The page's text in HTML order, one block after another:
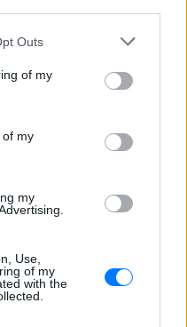
Outs
of my
of my
my
Use,
of my
with the
ΥΠΕΞ προς τουρίστες
υπουργείο Εξωτερικών ενόψει
οργής» φιλοπαλαιστινιακών
σε 36 σημεία της χώρας.